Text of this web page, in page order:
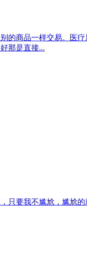
商品一样交易。医
那是直接...
只要我不尴尬，尴尬的